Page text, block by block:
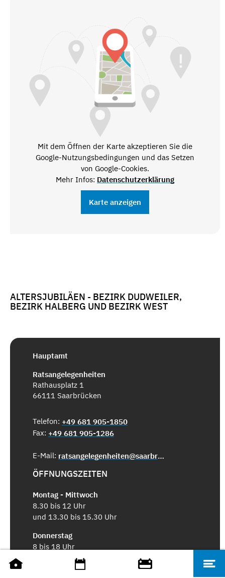
Mit dem Öffnen der Karte akzeptieren Sie die
Google-Nutzungsbedingungen und das Setzen
von Google-Cookies.
Mehr Infos: Datenschutzerklärung
Karte anzeigen
ALTERSJUBILÄEN - BEZIRK DUDWEILER,
BEZIRK HALBERG UND BEZIRK WEST
Hauptamt
Ratsangelegenheiten
Rathausplatz 1
66111 Saarbrücken
Telefon: +49 681 905-1850
Fax: +49 681 905-1286
E-Mail: ratsangelegenheiten@saarbruecken.de
ÖFFNUNGSZEITEN
Montag - Mittwoch
8.30 bis 12 Uhr
und 13.30 bis 15.30 Uhr
Donnerstag
8 bis 18 Uhr